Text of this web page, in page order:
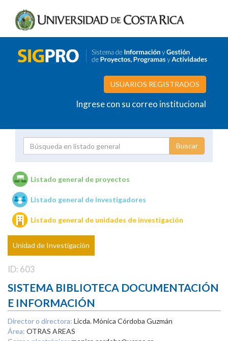
USUARIOS REGISTRADOS
Ingrese con su correo institucional
Unidades de investigación
Listado general de proyectos
Listado general de investigadores
Listado general de unidades de investigación
Unidad de Investigación
ID: 603
SISTEMA BIBLIOTECA DOCUMENTACIÓN
E INFORMACIÓN
Director o directora: Licda. Mónica Córdoba Guzmán
Área: OTRAS AREAS